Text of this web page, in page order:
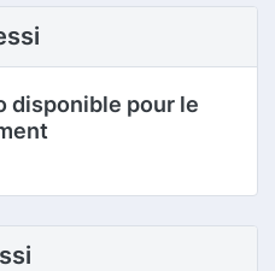
disponible pour le